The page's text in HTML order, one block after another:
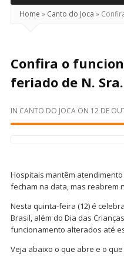
Home » Canto do Joca »
Confira o
feriado de N.
IN CANTO DO JOCA ON 12 DE
Hospitais mantêm
fecham na data, mas reabrem
Nesta quinta-feira (12) é
Brasil, além do Dia das
funcionamento alterados até
Veja abaixo o que abre e o